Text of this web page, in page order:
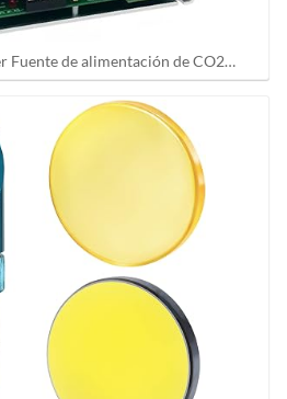
Fuente de alimentación de CO2…